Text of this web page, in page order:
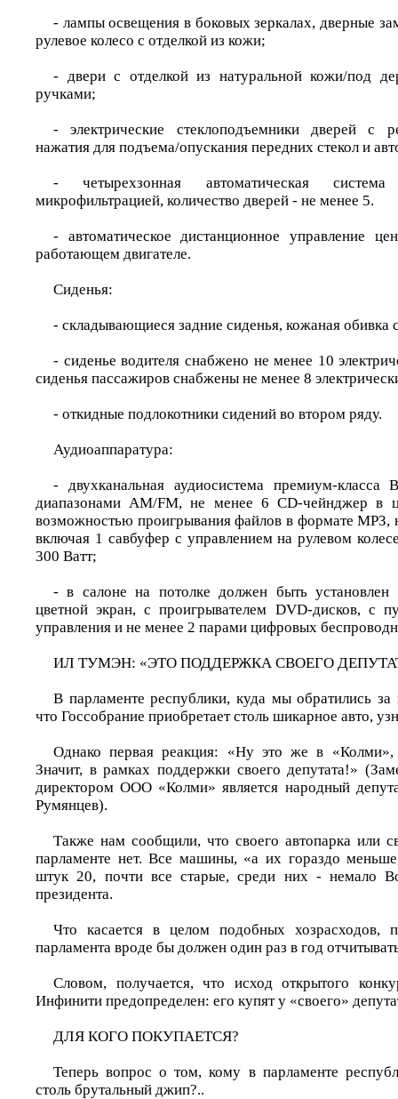
- лампы освещения в боковых зеркалах, дверные
рулевое колесо с отделкой из кожи;
- двери с отделкой из натуральной кожи/под
ручками;
- электрические стеклоподъемники дверей с
нажатия для подъема/опускания передних стекол и
- четырехзонная автоматическая
микрофильтрацией, количество дверей - не менее 5.
- автоматическое дистанционное управление
работающем двигателе.
Сиденья:
- складывающиеся задние сиденья, кожаная обивка
- сиденье водителя снабжено не менее 10
сиденья пассажиров снабжены не менее 8
- откидные подлокотники сидений во втором ряду.
Аудиоаппаратура:
- двухканальная аудиосистема премиум-класса
диапазонами АМ/FМ, не менее 6 СD-чейнджер в
возможностью проигрывания файлов в формате МРЗ,
включая 1 савбуфер с управлением на рулевом
300 Ватт;
- в салоне на потолке должен быть
цветной экран, с проигрывателем DVD-дисков, с
управления и не менее 2 парами цифровых
ИЛ ТУМЭН: «ЭТО ПОДДЕРЖКА СВОЕГО
В парламенте республики, куда мы обратились
что Госсобрание приобретает столь шикарное авто,
Однако первая реакция: «Ну это же в «Колми»,
Значит, в рамках поддержки своего депутата!»
директором ООО «Колми» является народный
Румянцев).
Также нам сообщили, что своего автопарка или
парламенте нет. Все машины, «а их гораздо
штук 20, почти все старые, среди них - немало
президента.
Что касается в целом подобных хозрасходов,
парламента вроде бы должен один раз в год
Словом, получается, что исход открытого
Инфинити предопределен: его купят у «своего»
ДЛЯ КОГО ПОКУПАЕТСЯ?
Теперь вопрос о том, кому в парламенте
столь брутальный джип?..